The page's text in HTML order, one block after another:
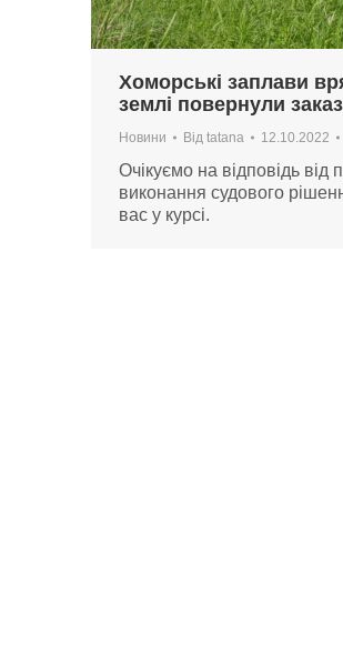
Хоморські заплави
землі повернули
Новини Від tatana 12.10.2022
Очікуємо на відповідь від
виконання судового
вас у курсі.